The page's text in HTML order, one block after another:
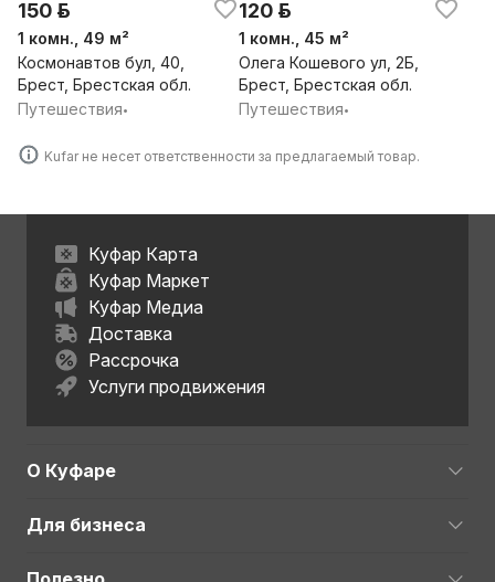
150 р.
1 комн., 49 м²
Космонавтов бул, 40,
Брест, Брестская обл.
Путешествия•
120 р.
1 комн., 45 м²
Олега Кошевого ул, 2Б,
Брест, Брестская обл.
Путешествия•
Kufar не несет ответственности за предлагаемый товар.
Куфар Карта
Куфар Маркет
Куфар Медиа
Доставка
Рассрочка
Услуги продвижения
О Куфаре
Для бизнеса